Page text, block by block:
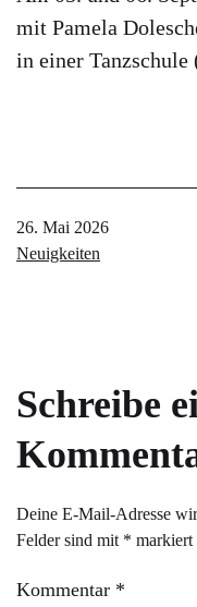
mit Pamela
in einer
Veröffentlicht
am
26. Mai 2026
Kategorisiert
Neuigkeiten
Schreibe
Deine E-Mail-Adresse
Felder sind mit * markiert
Kommentar *